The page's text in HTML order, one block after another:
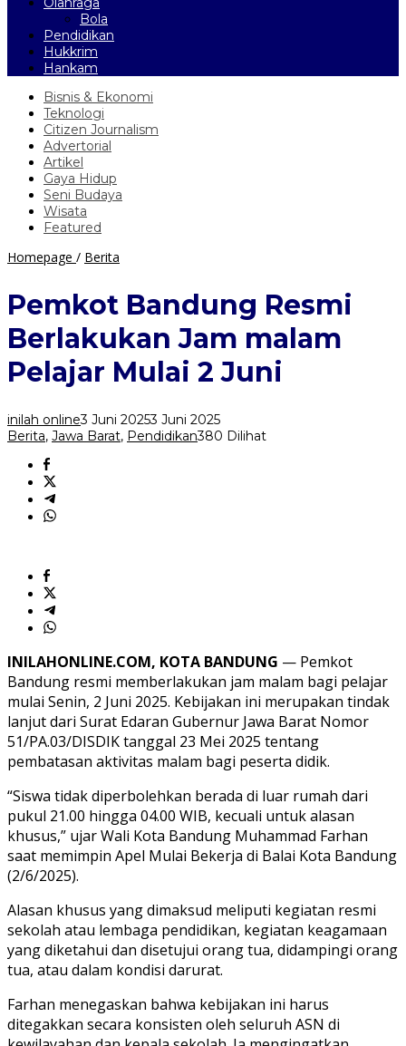
Bola
Pendidikan
Hukkrim
Hankam
Bisnis & Ekonomi
Teknologi
Citizen Journalism
Advertorial
Artikel
Gaya Hidup
Seni Budaya
Wisata
Featured
Homepage / Berita
Resmi
Berlakukan
Jam
malam
Pelajar
Mulai
Juni
Pemkot Bandung Resmi
Berlakukan Jam malam
Pelajar Mulai 2 Juni
inilah online3 Juni 20253 Juni 2025
Berita, Jawa Barat, Pendidikan380 Dilihat
INILAHONLINE.COM, KOTA BANDUNG — Pemkot
Bandung resmi memberlakukan jam malam bagi pelajar
mulai Senin, 2 Juni 2025. Kebijakan ini merupakan tindak
lanjut dari Surat Edaran Gubernur Jawa Barat Nomor
51/PA.03/DISDIK tanggal 23 Mei 2025 tentang
pembatasan aktivitas malam bagi peserta didik.
“Siswa tidak diperbolehkan berada di luar rumah dari
pukul 21.00 hingga 04.00 WIB, kecuali untuk alasan
khusus,” ujar Wali Kota Bandung Muhammad Farhan
saat memimpin Apel Mulai Bekerja di Balai Kota Bandung
(2/6/2025).
Alasan khusus yang dimaksud meliputi kegiatan resmi
sekolah atau lembaga pendidikan, kegiatan keagamaan
yang diketahui dan disetujui orang tua, didampingi orang
tua, atau dalam kondisi darurat.
Farhan menegaskan bahwa kebijakan ini harus
ditegakkan secara konsisten oleh seluruh ASN di